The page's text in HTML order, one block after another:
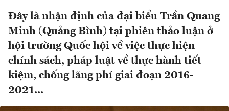
Đây là nhận định của đại biểu Trần Quang
Minh (Quảng Bình) tại phiên thảo luận ở
hội trường Quốc hội về việc thực hiện
chính sách, pháp luật về thực hành tiết
kiệm, chống lãng phí giai đoạn 2016-
2021...